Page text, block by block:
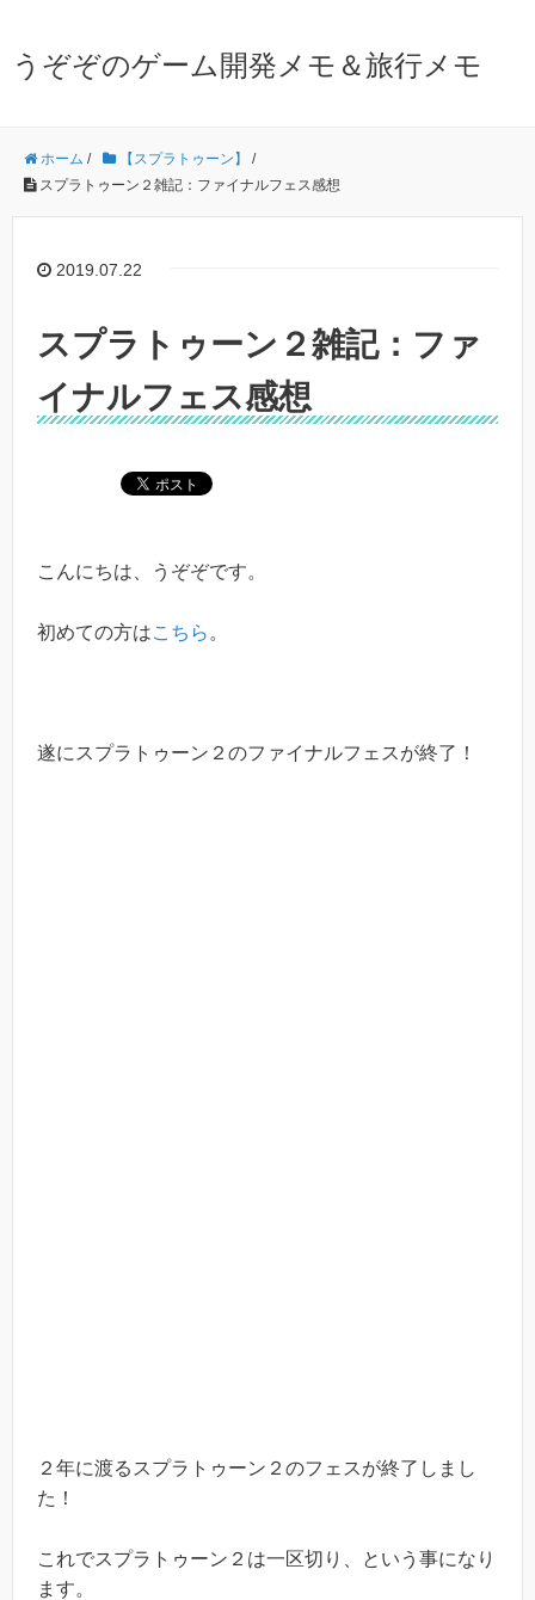
うぞぞのゲーム開発メモ＆旅行メモ
ホーム / 【スプラトゥーン】
/
スプラトゥーン２雑記：ファイナルフェス感想
2019.07.22
スプラトゥーン２雑記：ファ
イナルフェス感想
こんにちは、うぞぞです。
初めての方はこちら 。
遂にスプラトゥーン２のファイナルフェスが終了！
２年に渡るスプラトゥーン２のフェスが終了しまし
た！
これでスプラトゥーン２は一区切り、という事になり
ます。